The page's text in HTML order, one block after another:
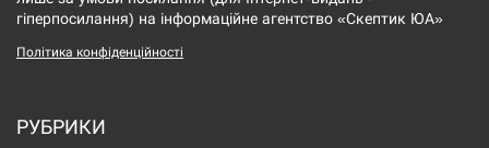
гіперпосилання) на інформаційне агентство «Скептик ЮА»
Політика конфіденційності
РУБРИКИ